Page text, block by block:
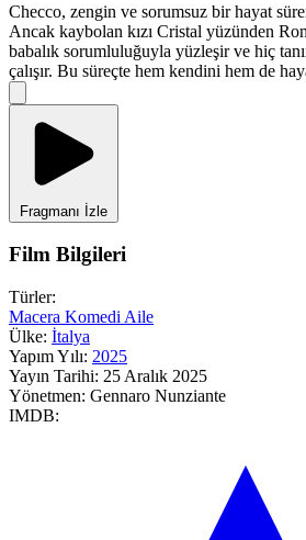
Checco, zengin ve sorumsuz bir hayat
Ancak kaybolan kızı Cristal yüzünden
babalık sorumluluğuyla yüzleşir ve hiç
çalışır. Bu süreçte hem kendini hem de
Fragmanı İzle
Film Bilgileri
Türler:
Macera Komedi Aile
Ülke: İtalya
Yapım Yılı: 2025
Yayın Tarihi: 25 Aralık 2025
Yönetmen: Gennaro Nunziante
IMDB: